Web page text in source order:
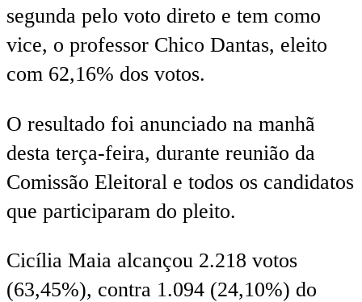
segunda pelo voto direto e tem como
vice, o professor Chico Dantas, eleito
com 62,16% dos votos.
O resultado foi anunciado na manhã
desta terça-feira, durante reunião da
Comissão Eleitoral e todos os candidatos
que participaram do pleito.
Cicília Maia alcançou 2.218 votos
(63,45%), contra 1.094 (24,10%) do